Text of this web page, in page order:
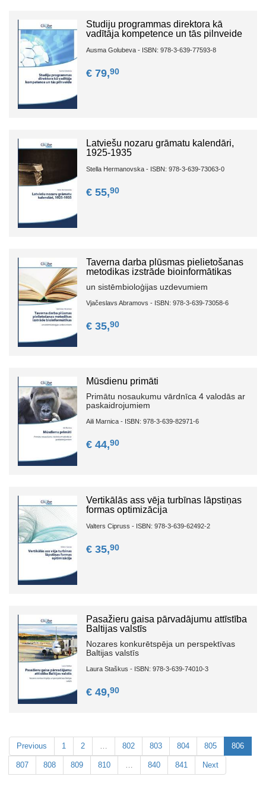
Studiju programmas direktora kā
vadītāja kompetence un tās pilnveide
Ausma Golubeva - ISBN: 978-3-639-77593-8
€ 79,90
Latviešu nozaru grāmatu kalendāri,
1925-1935
Stella Hermanovska - ISBN: 978-3-639-73063-0
€ 55,90
Taverna darba plūsmas pielietošanas
metodikas izstrāde bioinformātikas
un sistēmbioloģijas uzdevumiem
Vjačeslavs Abramovs - ISBN: 978-3-639-73058-6
€ 35,90
Mūsdienu primāti
Primātu nosaukumu vārdnīca 4 valodās ar
paskaidrojumiem
Aili Marnica - ISBN: 978-3-639-82971-6
€ 44,90
Vertikālās ass vēja turbīnas lāpstiņas
formas optimizācija
Valters Cipruss - ISBN: 978-3-639-62492-2
€ 35,90
Pasažieru gaisa pārvadājumu attīstība
Baltijas valstīs
Nozares konkurētspēja un perspektīvas
Baltijas valstīs
Laura Staškus - ISBN: 978-3-639-74010-3
€ 49,90
Previous 1 2 802 803 804 805 806
807 808 809 810 840 841 Next